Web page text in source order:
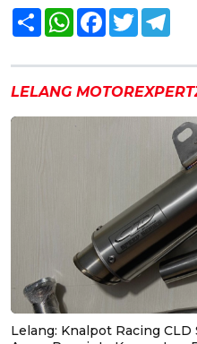
Share WhatsAppFacebook
Twitter
LELANG
Lelang: Knalpot Racing